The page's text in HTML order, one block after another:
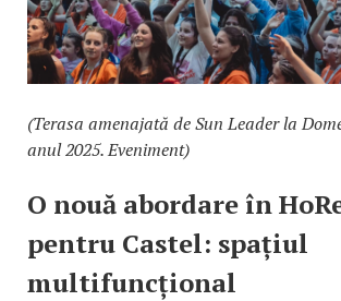
(Terasa amenajată de Sun Leader la
anul 2025. Eveniment)
O nouă abordare în
pentru Castel: spațiul
multifuncțional